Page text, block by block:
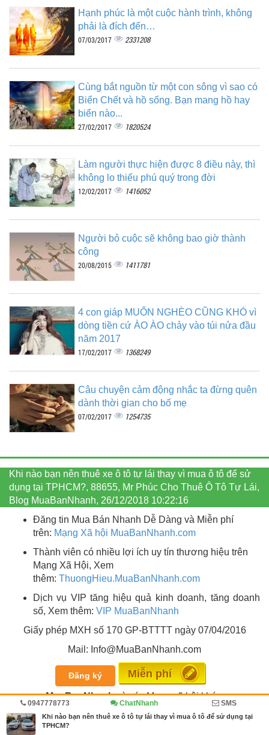
Hạnh phúc là một cuộc hành trình, không
phải là đích đến…
07/03/2017 2331208
Cùng bắt nguồn từ một con sông vì sao có
Biển Chết và hồ sống. Bạn mang hồ hay
biển nào...
27/02/2017 1820524
Làm người thực hiện được 8 điều này, thì
không lo thiếu phú quý trong đời
12/02/2017 1416052
Người bỏ cuộc sẽ không bao giờ thành
công
20/08/2015 1411781
4 con giáp MUỐN NGHÈO CŨNG KHÓ vì
dòng tiền cứ ÀO ÀO chảy vào túi nửa đầu
năm 2017
17/02/2017 1368249
Câu chuyện cảm động nhắc ta đừng quên
dành thời gian cho bố mẹ
07/02/2017 1254735
Khi nào bạn nên thuê xe ô tô tự lái thay vì mua ô tô để sử
dụng tại TPHCM?, 88655, Mr Phúc Cho Thuê Ô Tô Tự Lái,
Blog MuaBanNhanh, 26/12/2018 10:22:16
Đăng tin Mua Bán Nhanh Dễ Dàng và Miễn phí
trên: Mạng Xã hội MuaBanNhanh.com
Thành viên có nhiều lợi ích uy tín thương hiệu trên
Mạng Xã Hội, Xem
thêm: ThuongHieu.MuaBanNhanh.com
Dịch vụ VIP tăng hiệu quả kinh doanh, tăng doanh
số, Xem thêm: VIP MuaBanNhanh
Giấy phép MXH số 170 GP-BTTTT ngày 07/04/2016
Mail: Info@MuaBanNhanh.com
Đăng ký Miễn phí
MuaBanNhanhvà các Mạng xã hội khác:
0947778773 ChatNhanh SMS
Khi nào bạn nên thuê xe ô tô tự lái thay vì mua ô tô để sử dụng tại
TPHCM?